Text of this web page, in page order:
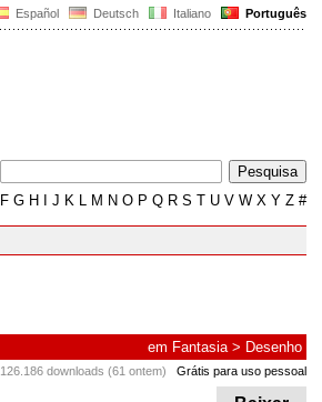
Español Deutsch Italiano Português
F G H J K L M N O P Q R S T U V W X Y Z #
em Fantasia> Desenho
126.186 downloads (61 ontem) Grátis para uso pessoal